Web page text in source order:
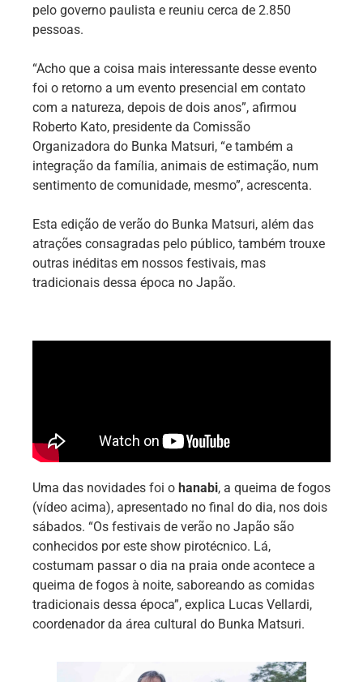
pelo governo paulista e reuniu cerca de 2.850
pessoas.
“Acho que a coisa mais interessante desse evento
foi o retorno a um evento presencial em contato
com a natureza, depois de dois anos”, afirmou
Roberto Kato, presidente da Comissão
Organizadora do Bunka Matsuri, “e também a
integração da família, animais de estimação, num
sentimento de comunidade, mesmo”, acrescenta.
Esta edição de verão do Bunka Matsuri, além das
atrações consagradas pelo público, também trouxe
outras inéditas em nossos festivais, mas
tradicionais dessa época no Japão.
Uma das novidades foi o hanabi, a queima de fogos
(vídeo acima), apresentado no final do dia, nos dois
sábados. “Os festivais de verão no Japão são
conhecidos por este show pirotécnico. Lá,
costumam passar o dia na praia onde acontece a
queima de fogos à noite, saboreando as comidas
tradicionais dessa época”, explica Lucas Vellardi,
coordenador da área cultural do Bunka Matsuri.